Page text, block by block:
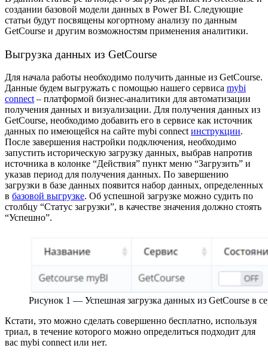
создании базовой модели данных в Power BI. Следующие
статьи будут посвящены когортному анализу по данным
GetCourse и другим возможностям применения аналитики.
Выгрузка данных из GetCourse
Для начала работы необходимо получить данные из GetCourse.
Данные будем выгружать с помощью нашего сервиса mybi
connect – платформой бизнес-аналитики для автоматизации
получения данных и визуализации. Для получения данных из
GetCourse, необходимо добавить его в сервисе как источник
данных по имеющейся на сайте mybi connect инструкции.
После завершения настройки подключения, необходимо
запустить историческую загрузку данных, выбрав напротив
источника в колонке “Действия” пункт меню “Загрузить” и
указав период для получения данных. По завершению
загрузки в базе данных появится набор данных, определенных
в базовой выгрузке. Об успешной загрузке можно судить по
столбцу “Статус загрузки”, в качестве значения должно стоять
“Успешно”.
Рисунок 1 — Успешная загрузка данных из GetCourse в
Кстати, это можно сделать совершенно бесплатно, используя
триал, в течение которого можно определиться подходит для
вас mybi connect или нет.